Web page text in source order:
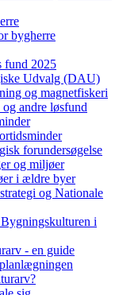
bygherre
fund 2025
Udvalg (DAU)
og magnetfiskeri
andre løsfund
forundersøgelse
og miljøer
i ældre byer
og Nationale
i
- en guide